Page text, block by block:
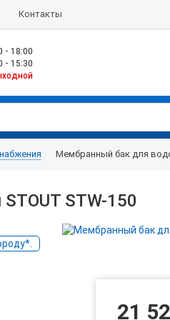
Контакты
- 18:00
- 15:30
Мембранный бак для
STW-150
21